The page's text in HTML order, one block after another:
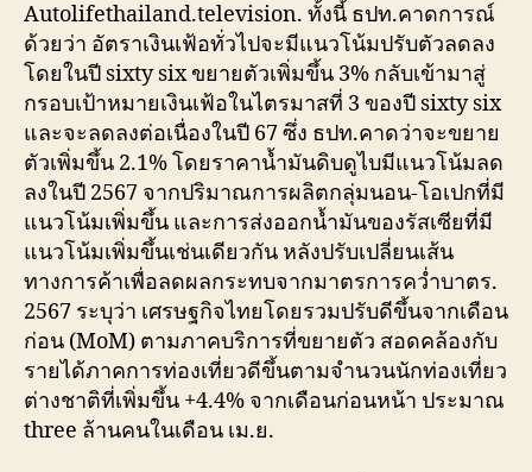
Autolifethailand.television. ทั้งนี้ ธปท.คาดการณ์
ด้วยว่า อัตราเงินเฟ้อทั่วไปจะมีแนวโน้มปรับตัวลดลง
โดยในปี sixty six ขยายตัวเพิ่มขึ้น 3% กลับเข้ามาสู่
กรอบเป้าหมายเงินเฟ้อในไตรมาสที่ 3 ของปี sixty six
และจะลดลงต่อเนื่องในปี 67 ซึ่ง ธปท.คาดว่าจะขยาย
ตัวเพิ่มขึ้น 2.1% โดยราคาน้ำมันดิบดูไบมีแนวโน้มลด
ลงในปี 2567 จากปริมาณการผลิตกลุ่มนอน-โอเปกที่มี
แนวโน้มเพิ่มขึ้น และการส่งออกน้ำมันของรัสเซียที่มี
แนวโน้มเพิ่มขึ้นเช่นเดียวกัน หลังปรับเปลี่ยนเส้น
ทางการค้าเพื่อลดผลกระทบจากมาตรการคว่ำบาตร.
2567 ระบุว่า เศรษฐกิจไทยโดยรวมปรับดีขึ้นจากเดือน
ก่อน (MoM) ตามภาคบริการที่ขยายตัว สอดคล้องกับ
รายได้ภาคการท่องเที่ยวดีขึ้นตามจำนวนนักท่องเที่ยว
ต่างชาติที่เพิ่มขึ้น +4.4% จากเดือนก่อนหน้า ประมาณ
three ล้านคนในเดือน เม.ย.